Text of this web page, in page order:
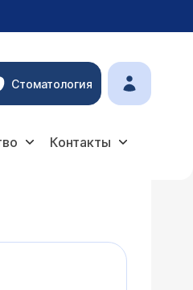
Стоматология
Контакты